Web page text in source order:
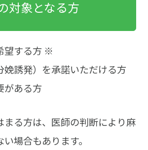
対象となる方
望する方 ※
娩誘発）を承諾いただける方
がある方
る方は、医師の判断により麻
場合もあります。